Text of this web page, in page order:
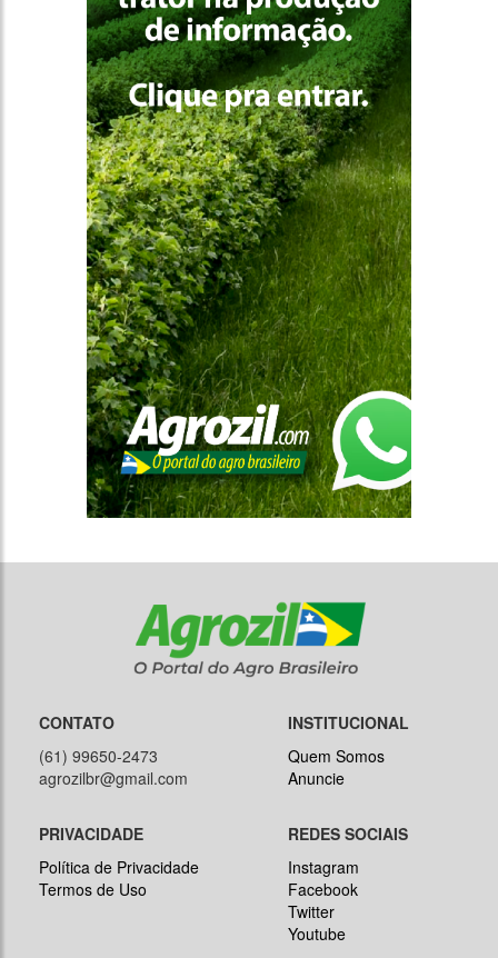
CONTATO
(61) 99650-2473
agrozilbr@gmail.com
INSTITUCIONAL
Quem Somos
Anuncie
PRIVACIDADE
Política de Privacidade
Termos de Uso
REDES SOCIAIS
Instagram
Facebook
Twitter
Youtube